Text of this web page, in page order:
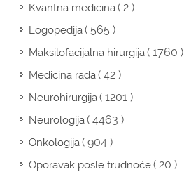
Kvantna medicina( 2 )
Logopedija( 565 )
Maksilofacijalna hirurgija( 1760 )
Medicina rada( 42 )
Neurohirurgija( 1201 )
Neurologija( 4463 )
Onkologija( 904 )
Oporavak posle trudnoće( 20 )